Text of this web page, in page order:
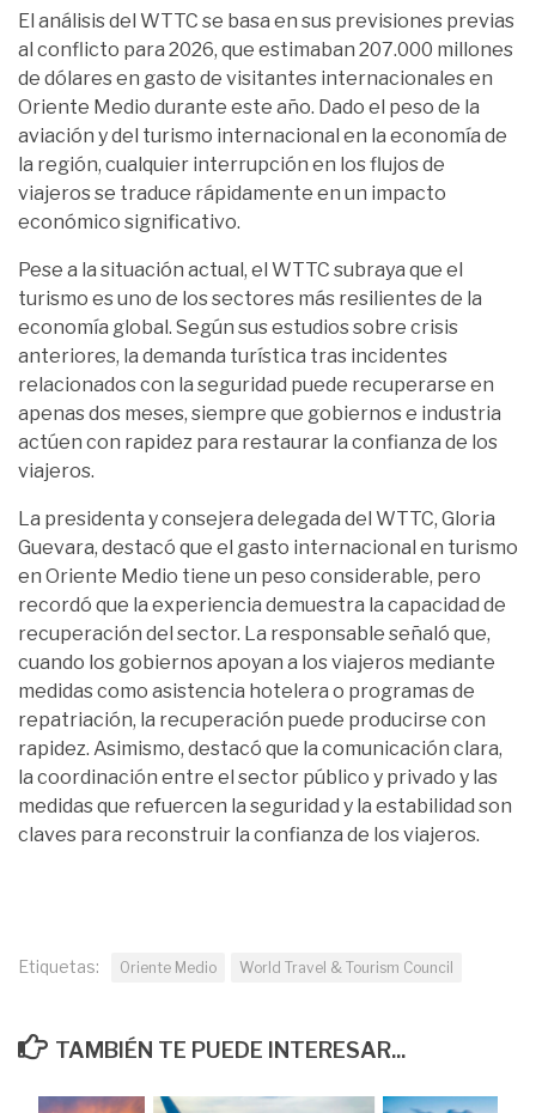
El análisis del WTTC se basa en sus previsiones previas
al conflicto para 2026, que estimaban 207.000 millones
de dólares en gasto de visitantes internacionales en
Oriente Medio durante este año. Dado el peso de la
aviación y del turismo internacional en la economía de
la región, cualquier interrupción en los flujos de
viajeros se traduce rápidamente en un impacto
económico significativo.
Pese a la situación actual, el WTTC subraya que el
turismo es uno de los sectores más resilientes de la
economía global. Según sus estudios sobre crisis
anteriores, la demanda turística tras incidentes
relacionados con la seguridad puede recuperarse en
apenas dos meses, siempre que gobiernos e industria
actúen con rapidez para restaurar la confianza de los
viajeros.
La presidenta y consejera delegada del WTTC, Gloria
Guevara, destacó que el gasto internacional en turismo
en Oriente Medio tiene un peso considerable, pero
recordó que la experiencia demuestra la capacidad de
recuperación del sector. La responsable señaló que,
cuando los gobiernos apoyan a los viajeros mediante
medidas como asistencia hotelera o programas de
repatriación, la recuperación puede producirse con
rapidez. Asimismo, destacó que la comunicación clara,
la coordinación entre el sector público y privado y las
medidas que refuercen la seguridad y la estabilidad son
claves para reconstruir la confianza de los viajeros.
Etiquetas: Oriente Medio World Travel & Tourism Council
TAMBIÉN TE PUEDE INTERESAR...